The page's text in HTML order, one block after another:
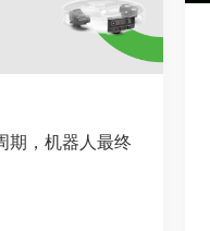
期，机器人最终